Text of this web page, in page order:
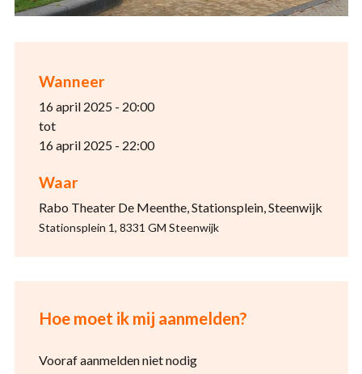
Wanneer
16 april 2025 - 20:00
tot
16 april 2025 - 22:00
Waar
Rabo Theater De Meenthe, Stationsplein, Steenwijk
Stationsplein 1, 8331 GM Steenwijk
Hoe moet ik mij aanmelden?
Vooraf aanmelden niet nodig